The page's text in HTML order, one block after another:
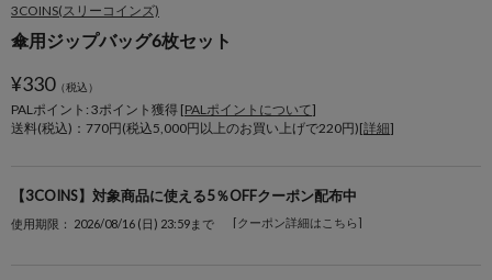
3COINS(スリーコインズ)
傘用ジップバッグ6枚セット
¥330（税込）
PALポイント: 3ポイント獲得 [PALポイントについて]
送料(税込)：770円(税込5,000円以上のお買い上げで220円)[詳細]
【3COINS】対象商品に使える5％OFFクーポン配布中
使用期限： 2026/08/16 (日) 23:59まで [クーポン詳細はこちら]